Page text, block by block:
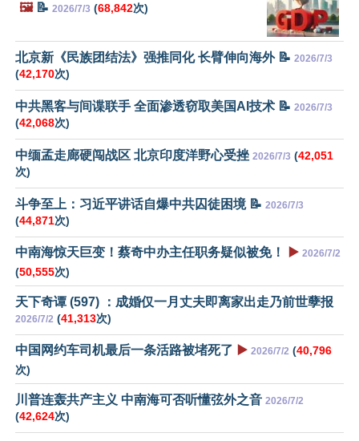
🖼️📝 2026/7/3 (68,842次)
北京新《民族团结法》强推同化 长臂伸向海外 📝 2026/7/3
(42,170次)
中共黑客与间谍联手 全面渗透窃取美国AI技术 📝 2026/7/3
(42,068次)
中缅孟走廊硬闯战区 北京印度洋野心受挫 2026/7/3 (42,051
次)
斗争至上：习近平讲话自爆中共囚徒困境 📝 2026/7/3
(44,871次)
中南海惊天巨变！蔡奇中办主任职务疑似被免！ ▶️ 2026/7/2
(50,555次)
天下奇谭 (597) ：成婚仅一月丈夫即离家出走乃前世孽报
2026/7/2 (41,313次)
中国网约车司机最后一条活路被堵死了 ▶️ 2026/7/2 (40,796
次)
川普连轰共产主义 中南海可否听懂弦外之音 2026/7/2
(42,624次)